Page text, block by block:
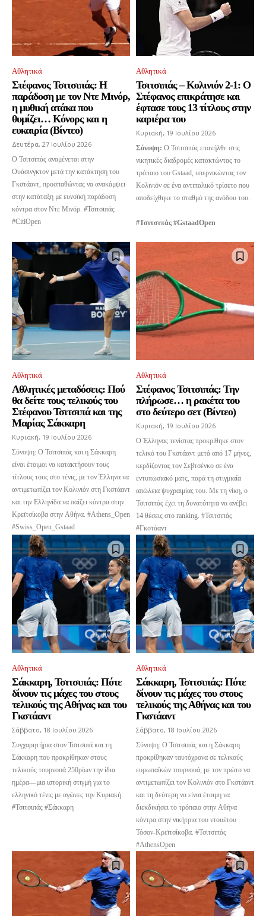
Αθλητικά
Στέφανος Τσιτσιπάς: Η
παράδοση με τον Ντε Μινόρ,
η μυθική ατάκα που
θυμίζει… Κόνορς και η
ευκαιρία (Βίντεο)
Δευτέρα, 27 Ιουλίου 2026
Ο Τσιτσιπάς αναμένεται στην
Ουάσινγκτον μετά την κατάκτηση του
Γκστάαντ, προσπαθώντας να ανακάμψει
στην κατάταξη με ευνοϊκή παράδοση
κόντρα στον Ντε Μινόρ. #Τσιτσιπάς
#CitiOpen
Αθλητικά
Τσιτσιπάς – Κολινιόν 2-1: Ο
Στέφανος επικράτησε και
έφτασε τους 13 τίτλους στην
καριέρα του
Κυριακή, 19 Ιουλίου 2026
Σύνοψη: Ο Τσιτσιπάς επανήλθε στις
νικητικές διαδρομές κατακτώντας το
τρόπαιο του Gstaad, υπερνικώντας τον
Κολινιόν σε ένα αντιπαλικό τρίσετο που
αποδείχθηκε το σταθμό της ανόδου του.
#Τσιτσιπάς #GstaadOpen
Αθλητικά
Αθλητικές μεταδόσεις: Πού
θα δείτε τους τελικούς του
Στέφανου Τσιτσιπά και της
Μαρίας Σάκκαρη
Κυριακή, 19 Ιουλίου 2026
Σύνοψη: Ο Τσιτσιπάς και η Σάκκαρη
είναι έτοιμοι να κατακτήσουν τους
τίτλους τους στο τένις, με τον Έλληνα να
αντιμετωπίζει τον Κολινιόν στη Γκστάαντ
και την Ελληνίδα να παίζει κόντρα στην
Κρεϊτσίκοβα στην Αθήνα. #Athens_Open
#Swiss_Open_Gstaad
Αθλητικά
Στέφανος Τσιτσιπάς: Την
πλήρωσε… η ρακέτα του
στο δεύτερο σετ (Βίντεο)
Κυριακή, 19 Ιουλίου 2026
Ο Έλληνας τενίστας προκρίθηκε στον
τελικό του Γκστάαντ μετά από 17 μήνες,
κερδίζοντας τον Σεβτσένκο σε ένα
εντυπωσιακό ματς, παρά τη στιγμιαία
απώλεια ψυχραιμίας του. Με τη νίκη, ο
Τσιτσιπάς έχει τη δυνατότητα να ανέβει
14 θέσεις στο ranking. #Τσιτσιπάς
#Γκστάαντ
Αθλητικά
Σάκκαρη, Τσιτσιπάς: Πότε
δίνουν τις μάχες του στους
τελικούς της Αθήνας και του
Γκστάαντ
Σάββατο, 18 Ιουλίου 2026
Συγχαρητήρια στον Τσιτσιπά και τη
Σάκκαρη που προκρίθηκαν στους
τελικούς τουρνουά 250ρίων την ίδια
ημέρα—μια ιστορική στιγμή για το
ελληνικό τένις με αγώνες την Κυριακή.
#Τσιτσιπάς #Σάκκαρη
Αθλητικά
Σάκκαρη, Τσιτσιπάς: Πότε
δίνουν τις μάχες του στους
τελικούς της Αθήνας και του
Γκστάαντ
Σάββατο, 18 Ιουλίου 2026
Σύνοψη: Ο Τσιτσιπάς και η Σάκκαρη
προκρίθηκαν ταυτόχρονα σε τελικούς
ευρωπαϊκών τουρνουά, με τον πρώτο να
αντιμετωπίζει τον Κολινιόν στο Γκστάαντ
και τη δεύτερη να είναι έτοιμη να
διεκδικήσει το τρόπαιο στην Αθήνα
κόντρα στην νικήτρια του ντουέτου
Τόσον-Κρεϊτσίκοβα. #Τσιτσιπάς
#AthensOpen